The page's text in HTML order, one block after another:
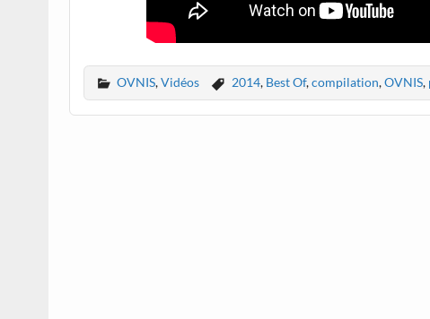
OVNIS,Vidéos 2014, Best Of,compilation,OVNIS,